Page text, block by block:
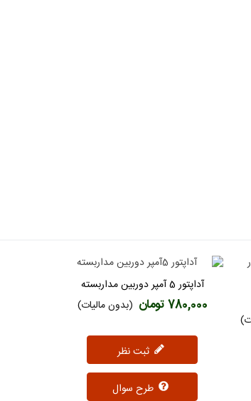
دوست داشتن آداپتور 5 آمپر دوربین مداربسته
780,000 تومان (بدون مالیات)
ثبت نظر